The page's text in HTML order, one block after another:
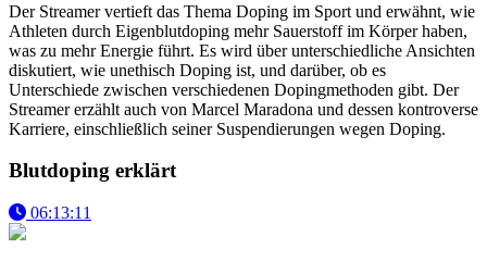
Der Streamer vertieft das Thema Doping im Sport und erwähnt, wie
Athleten durch Eigenblutdoping mehr Sauerstoff im Körper haben,
was zu mehr Energie führt. Es wird über unterschiedliche Ansichten
diskutiert, wie unethisch Doping ist, und darüber, ob es
Unterschiede zwischen verschiedenen Dopingmethoden gibt. Der
Streamer erzählt auch von Marcel Maradona und dessen kontroverse
Karriere, einschließlich seiner Suspendierungen wegen Doping.
Blutdoping erklärt
06:13:11